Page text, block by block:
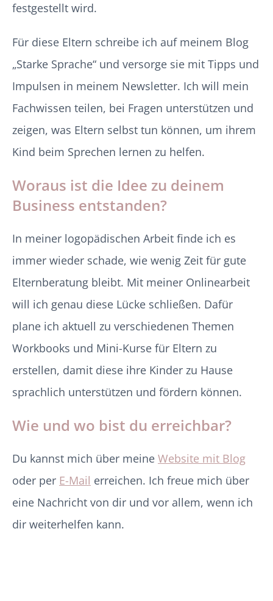
festgestellt wird.
Für diese Eltern schreibe ich auf meinem Blog
„Starke Sprache“ und versorge sie mit Tipps und
Impulsen in meinem Newsletter. Ich will mein
Fachwissen teilen, bei Fragen unterstützen und
zeigen, was Eltern selbst tun können, um ihrem
Kind beim Sprechen lernen zu helfen.
Woraus ist die Idee zu deinem
Business entstanden?
In meiner logopädischen Arbeit finde ich es
immer wieder schade, wie wenig Zeit für gute
Elternberatung bleibt. Mit meiner Onlinearbeit
will ich genau diese Lücke schließen. Dafür
plane ich aktuell zu verschiedenen Themen
Workbooks und Mini-Kurse für Eltern zu
erstellen, damit diese ihre Kinder zu Hause
sprachlich unterstützen und fördern können.
Wie und wo bist du erreichbar?
Du kannst mich über meine Website mit Blog
oder per E-Mail erreichen. Ich freue mich über
eine Nachricht von dir und vor allem, wenn ich
dir weiterhelfen kann.